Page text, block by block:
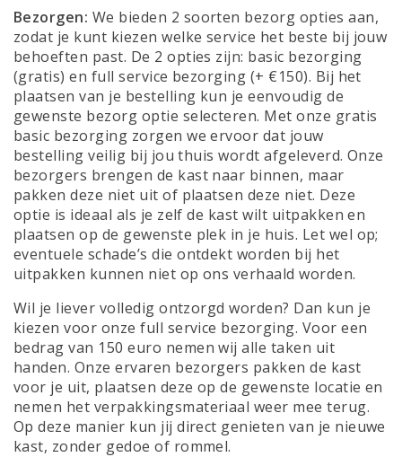
Bezorgen: We bieden 2 soorten bezorg opties aan,
zodat je kunt kiezen welke service het beste bij jouw
behoeften past. De 2 opties zijn: basic bezorging
(gratis) en full service bezorging (+ €150). Bij het
plaatsen van je bestelling kun je eenvoudig de
gewenste bezorg optie selecteren. Met onze gratis
basic bezorging zorgen we ervoor dat jouw
bestelling veilig bij jou thuis wordt afgeleverd. Onze
bezorgers brengen de kast naar binnen, maar
pakken deze niet uit of plaatsen deze niet. Deze
optie is ideaal als je zelf de kast wilt uitpakken en
plaatsen op de gewenste plek in je huis. Let wel op;
eventuele schade’s die ontdekt worden bij het
uitpakken kunnen niet op ons verhaald worden.
Wil je liever volledig ontzorgd worden? Dan kun je
kiezen voor onze full service bezorging. Voor een
bedrag van 150 euro nemen wij alle taken uit
handen. Onze ervaren bezorgers pakken de kast
voor je uit, plaatsen deze op de gewenste locatie en
nemen het verpakkingsmateriaal weer mee terug.
Op deze manier kun jij direct genieten van je nieuwe
kast, zonder gedoe of rommel.